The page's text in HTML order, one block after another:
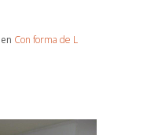
en Con forma de L